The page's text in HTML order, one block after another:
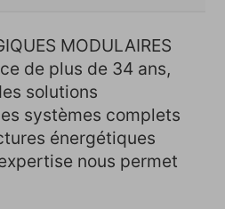
MODULAIRES
de plus de 34 ans,
solutions
systèmes complets
énergétiques
nous permet